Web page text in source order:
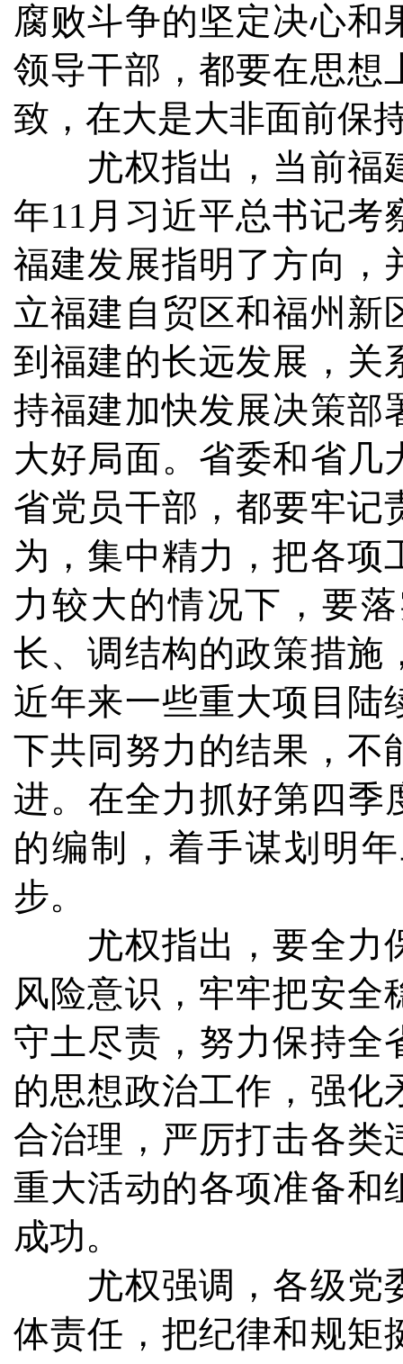
腐败斗争的坚定决心和
领导干部，都要在思想
致，在大是大非面前保
尤权指出，当前福
年11月习近平总书记考
福建发展指明了方向，
立福建自贸区和福州新
到福建的长远发展，关
持福建加快发展决策部
大好局面。省委和省几
省党员干部，都要牢记
为，集中精力，把各项
力较大的情况下，要
长、调结构的政策措施
近年来一些重大项目陆
下共同努力的结果，不
进。在全力抓好第四季
的编制，着手谋划明
步。
尤权指出，要全力
风险意识，牢牢把安全
守土尽责，努力保持全
的思想政治工作，强化
合治理，严厉打击各类
重大活动的各项准备和
成功。
尤权强调，各级党
体责任，把纪律和规矩